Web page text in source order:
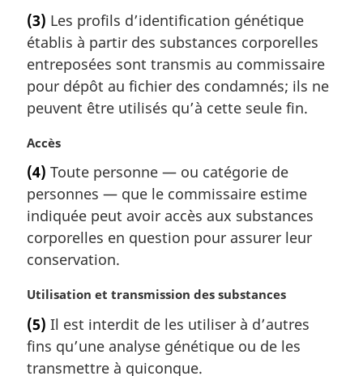
t
e
m
a
r
g
n
a
e
:
(3) Les profils d’identification génétique
établis à partir des substances corporelles
entreposées sont transmis au commissaire
pour dépôt au fichier des condamnés; ils ne
peuvent être utilisés qu’à cette seule fin.
N
t
e
m
a
g
n
a
l
e
Accès
(4) Toute personne — ou catégorie de
personnes — que le commissaire estime
indiquée peut avoir accès aux substances
corporelles en question pour assurer leur
conservation.
N
t
e
m
Utilisation et transmission des substances
(5) Il est interdit de les utiliser à d’autres
fins qu’une analyse génétique ou de les
transmettre à quiconque.